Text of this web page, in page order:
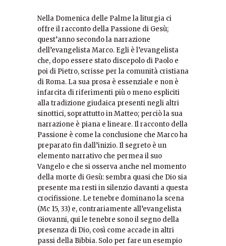
Nella Domenica delle Palme la liturgia ci
offre il racconto della Passione di Gesù;
quest’anno secondo la narrazione
dell’evangelista Marco. Egli è l’evangelista
che, dopo essere stato discepolo di Paolo e
poi di Pietro, scrisse per la comunità cristiana
di Roma. La sua prosa è essenziale e non è
infarcita di riferimenti più o meno espliciti
alla tradizione giudaica presenti negli altri
sinottici, soprattutto in Matteo; perciò la sua
narrazione è piana e lineare. Il racconto della
Passione è come la conclusione che Marco ha
preparato fin dall’inizio. Il segreto è un
elemento narrativo che permea il suo
Vangelo e che si osserva anche nel momento
della morte di Gesù: sembra quasi che Dio sia
presente ma resti in silenzio davanti a questa
crocifissione. Le tenebre dominano la scena
(Mc 15, 33) e, contrariamente all’evangelista
Giovanni, qui le tenebre sono il segno della
presenza di Dio, così come accade in altri
passi della Bibbia. Solo per fare un esempio